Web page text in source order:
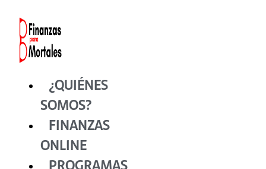
contenido
¿QUIÉNES
SOMOS?
FINANZAS
ONLINE
PROGRAMAS